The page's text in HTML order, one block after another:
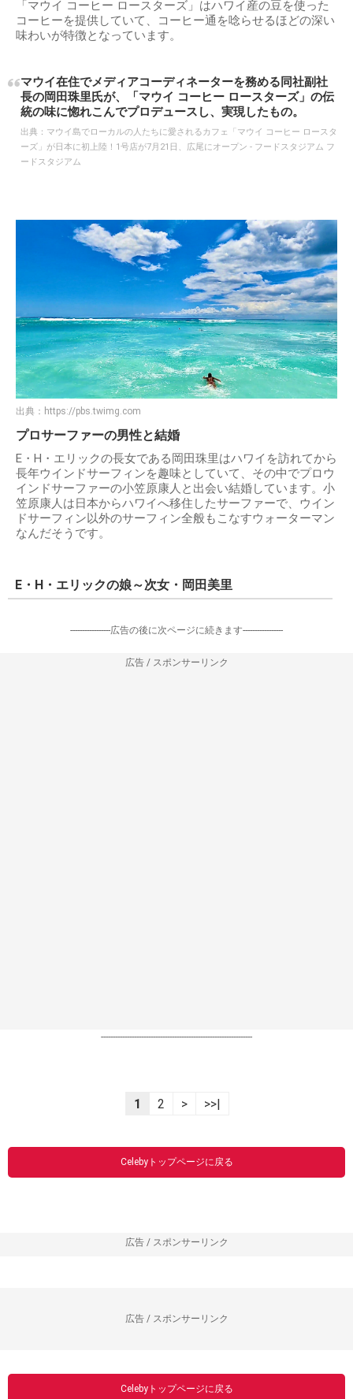
「マウイ コーヒー ロースターズ」はハワイ産の豆を使った
コーヒーを提供していて、コーヒー通を唸らせるほどの深い
味わいが特徴となっています。
マウイ在住でメディアコーディネーターを務める同社副社
長の岡田珠里氏が、「マウイ コーヒー ロースターズ」の伝
統の味に惚れこんでプロデュースし、実現したもの。
出典： マウイ島でローカルの人たちに愛されるカフェ「マウイ コーヒー ロースタ
ーズ」が日本に初上陸！1号店が7月21日、広尾にオープン - フードスタジアム フ
ードスタジアム
出典： https://pbs.twimg.com
プロサーファーの男性と結婚
E・H・エリックの長女である岡田珠里はハワイを訪れてから
長年ウインドサーフィンを趣味としていて、その中でプロウ
インドサーファーの小笠原康人と出会い結婚しています。小
笠原康人は日本からハワイへ移住したサーファーで、ウイン
ドサーフィン以外のサーフィン全般もこなすウォーターマン
なんだそうです。
E・H・エリックの娘～次女・岡田美里
-----------------広告の後に次ページに続きます-----------------
広告 / スポンサーリンク
----------------------------------------------------------------
1 2 > >>|
Celebyトップページに戻る
広告 / スポンサーリンク
広告 / スポンサーリンク
Celebyトップページに戻る